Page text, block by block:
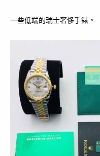
一些低端的瑞士奢侈手錶。